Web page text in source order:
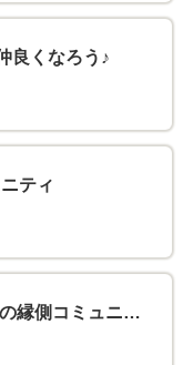
良くなろう♪
ティ
縁側コミュニ…